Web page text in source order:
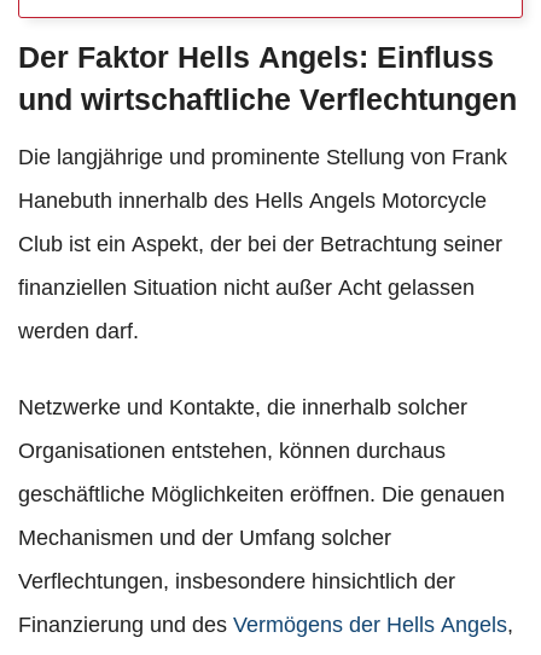
Der Faktor Hells Angels: Einfluss
und wirtschaftliche Verflechtungen
Die langjährige und prominente Stellung von Frank
Hanebuth innerhalb des Hells Angels Motorcycle
Club ist ein Aspekt, der bei der Betrachtung seiner
finanziellen Situation nicht außer Acht gelassen
werden darf.
Netzwerke und Kontakte, die innerhalb solcher
Organisationen entstehen, können durchaus
geschäftliche Möglichkeiten eröffnen. Die genauen
Mechanismen und der Umfang solcher
Verflechtungen, insbesondere hinsichtlich der
Finanzierung und des Vermögens der Hells Angels,